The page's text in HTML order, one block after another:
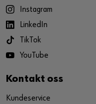
Instagram
LinkedIn
TikTok
YouTube
Kontakt oss
Kundeservice